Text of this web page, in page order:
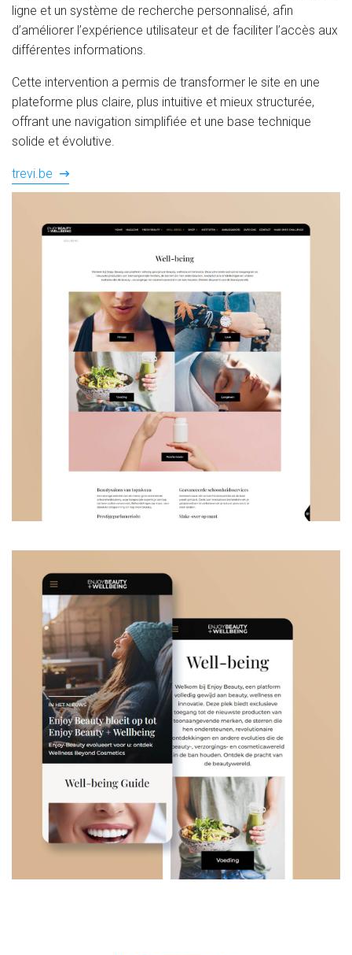
ligne et un système de recherche personnalisé, afin
d’améliorer l’expérience utilisateur et de faciliter l’accès aux
différentes informations.
Cette intervention a permis de transformer le site en une
plateforme plus claire, plus intuitive et mieux structurée,
offrant une navigation simplifiée et une base technique
solide et évolutive.
trevi.be